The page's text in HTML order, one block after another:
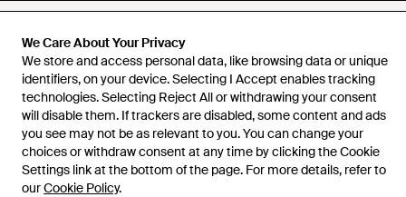
We Care About Your Privacy
We store and access personal data, like browsing data or unique
identifiers, on your device. Selecting I Accept enables tracking
technologies. Selecting Reject All or withdrawing your consent
will disable them. If trackers are disabled, some content and ads
you see may not be as relevant to you. You can change your
choices or withdraw consent at any time by clicking the Cookie
Settings link at the bottom of the page. For more details, refer to
ourCookie Policy.
Aide et infos